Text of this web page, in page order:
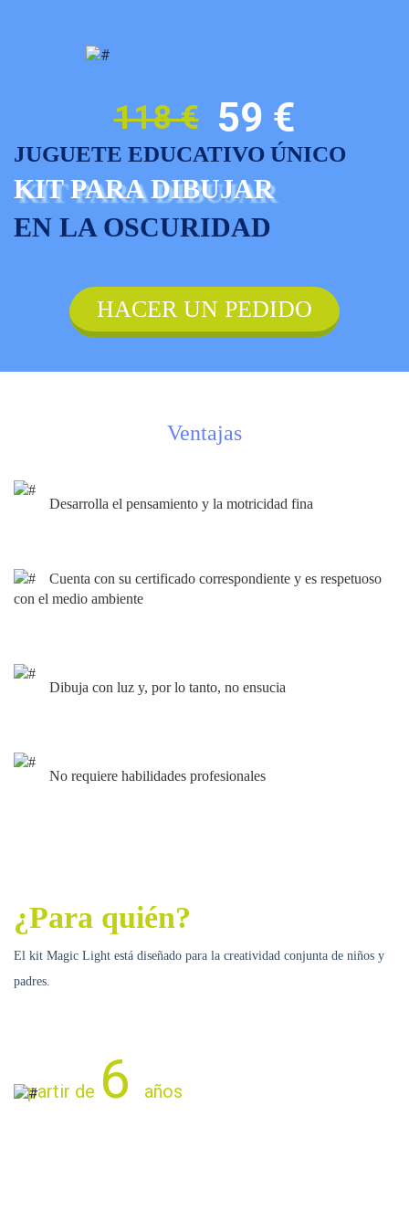
118 € 59 €
JUGUETE EDUCATIVO ÚNICO
KIT PARA DIBUJAR
EN LA OSCURIDAD
HACER UN PEDIDO
Ventajas
Desarrolla el pensamiento y la motricidad fina
Cuenta con su certificado correspondiente y es respetuoso
con el medio ambiente
Dibuja con luz y, por lo tanto, no ensucia
No requiere habilidades profesionales
¿Para quién?
El kit Magic Light está diseñado para la creatividad conjunta de niños y
padres.
a partir de 6 años